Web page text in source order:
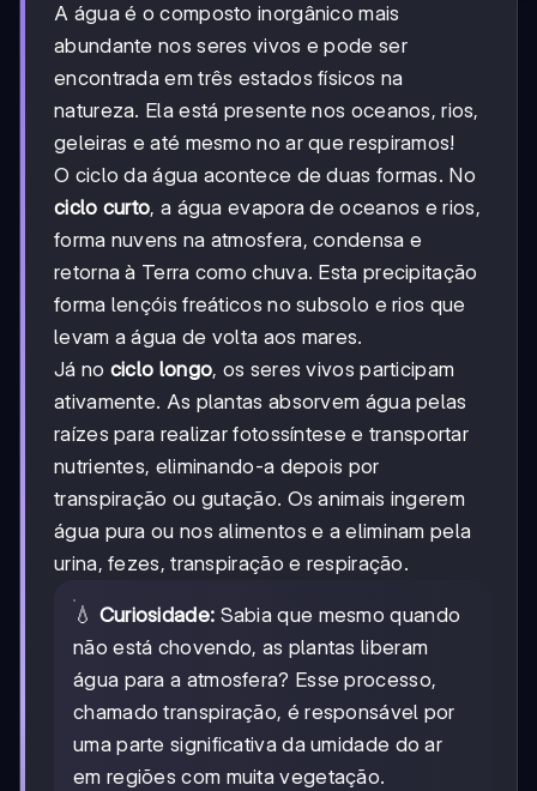
A água é o composto inorgânico mais
abundante nos seres vivos e pode ser
encontrada em três estados físicos na
natureza. Ela está presente nos oceanos, rios,
geleiras e até mesmo no ar que respiramos!
O ciclo da água acontece de duas formas. No
ciclo curto, a água evapora de oceanos e rios,
forma nuvens na atmosfera, condensa e
retorna à Terra como chuva. Esta precipitação
forma lençóis freáticos no subsolo e rios que
levam a água de volta aos mares.
Já no ciclo longo, os seres vivos participam
ativamente. As plantas absorvem água pelas
raízes para realizar fotossíntese e transportar
nutrientes, eliminando-a depois por
transpiração ou gutação. Os animais ingerem
água pura ou nos alimentos e a eliminam pela
urina, fezes, transpiração e respiração.
💧 Curiosidade: Sabia que mesmo quando
não está chovendo, as plantas liberam
água para a atmosfera? Esse processo,
chamado transpiração, é responsável por
uma parte significativa da umidade do ar
em regiões com muita vegetação.